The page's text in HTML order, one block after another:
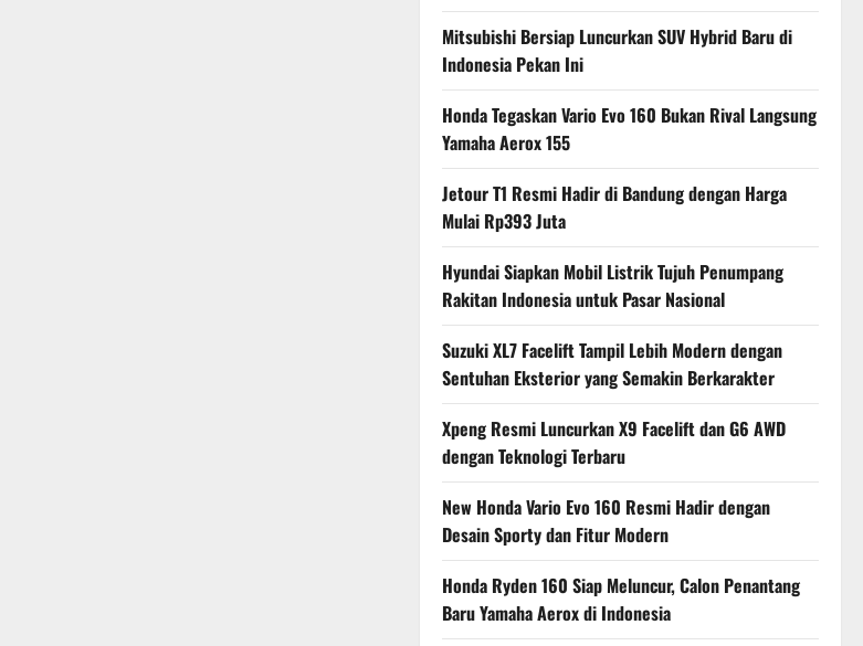
Mitsubishi Bersiap Luncurkan SUV Hybrid Baru di
Indonesia Pekan Ini
Honda Tegaskan Vario Evo 160 Bukan Rival Langsung
Yamaha Aerox 155
Jetour T1 Resmi Hadir di Bandung dengan Harga
Mulai Rp393 Juta
Hyundai Siapkan Mobil Listrik Tujuh Penumpang
Rakitan Indonesia untuk Pasar Nasional
Suzuki XL7 Facelift Tampil Lebih Modern dengan
Sentuhan Eksterior yang Semakin Berkarakter
Xpeng Resmi Luncurkan X9 Facelift dan G6 AWD
dengan Teknologi Terbaru
New Honda Vario Evo 160 Resmi Hadir dengan
Desain Sporty dan Fitur Modern
Honda Ryden 160 Siap Meluncur, Calon Penantang
Baru Yamaha Aerox di Indonesia